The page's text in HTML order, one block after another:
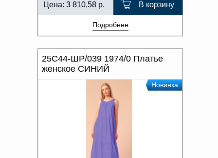
Цена: 3 810,58 р. В корзину
Подробнее
25С44-ШР/039 1974/0 Платье
женское СИНИЙ
Новинка